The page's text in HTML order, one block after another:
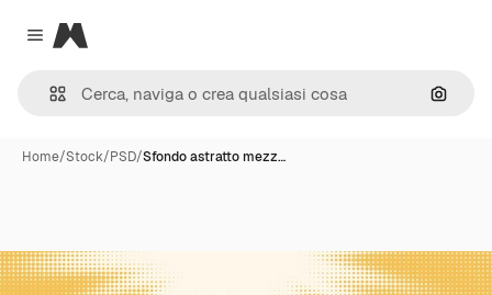
Close menu
Magnific
Cerca
Home/Stock/PSD/Sfondo astratto mezz…